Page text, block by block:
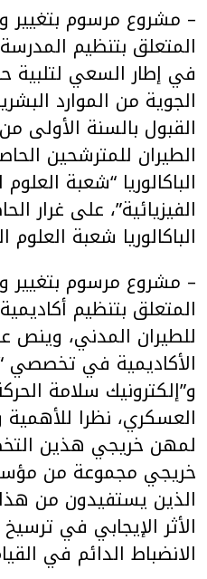
– مشروع مرسوم بتغيير
المتعلق بتنظيم
في إطار السعي لتلبية
الجوية من الموارد
القبول بالسنة الأولى
الطيران للمترشحين
الباكالوريا “شعبة
الفيزيائية”، على غرار
الباكالوريا شعبة العلوم
– مشروع مرسوم بتغيير
المتعلق بتنظيم
للطيران المدني،
الأكاديمية في تخصصي
و”إلكترونيك سلامة
العسكري، نظرا
لمهن خريجي هذين
خريجي مجموعة من
الذين يستفيدون من
الأثر الإيجابي في
الانضباط الدائم في